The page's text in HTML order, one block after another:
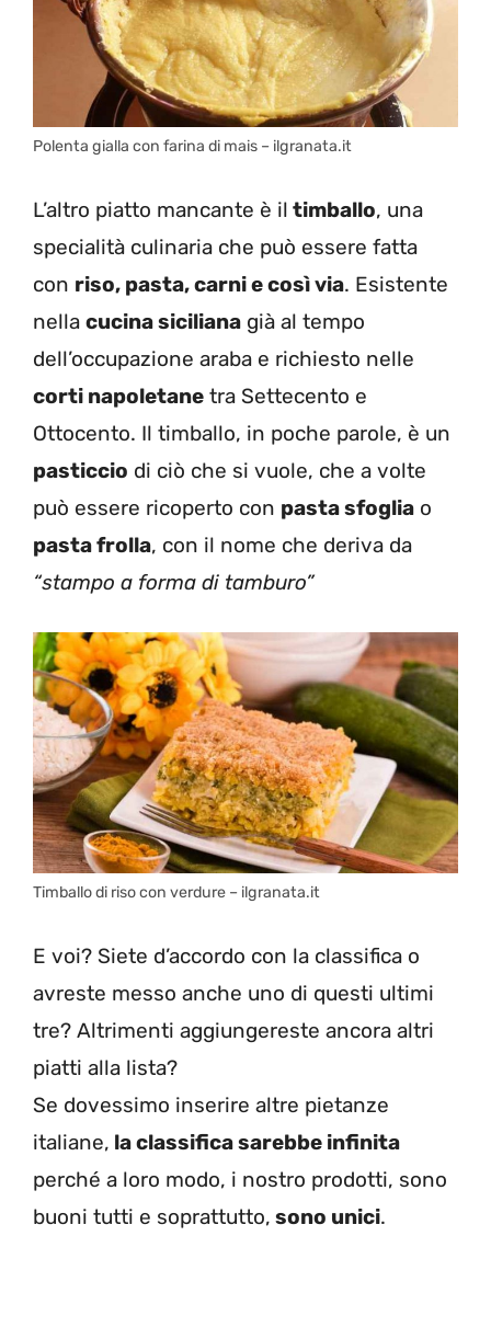
Polenta gialla con farina di mais – ilgranata.it
L’altro piatto mancante è il timballo, una
specialità culinaria che può essere fatta
con riso, pasta, carni e così via. Esistente
nella cucina siciliana già al tempo
dell’occupazione araba e richiesto nelle
corti napoletane tra Settecento e
Ottocento. Il timballo, in poche parole, è un
pasticcio di ciò che si vuole, che a volte
può essere ricoperto con pasta sfoglia o
pasta frolla, con il nome che deriva da
“stampo a forma di tamburo”
Timballo di riso con verdure – ilgranata.it
E voi? Siete d’accordo con la classifica o
avreste messo anche uno di questi ultimi
tre? Altrimenti aggiungereste ancora altri
piatti alla lista?
Se dovessimo inserire altre pietanze
italiane, la classifica sarebbe infinita
perché a loro modo, i nostro prodotti, sono
buoni tutti e soprattutto, sono unici.